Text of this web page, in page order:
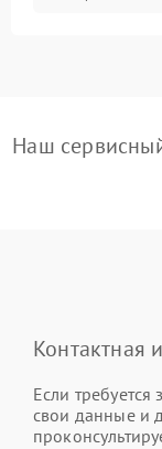
Наш
Контактная
Если требуется
свои данные и